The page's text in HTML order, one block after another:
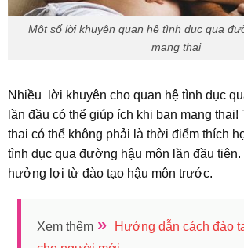
Một số lời khuyên quan hệ tình dục qua
mang thai
Nhiều lời khuyên cho quan hệ tình dục
lần đầu có thể giúp ích khi bạn mang thai!
thai có thể không phải là thời điểm thích
tình dục qua đường hậu môn lần đầu
hưởng lợi từ đào tạo hậu môn trước.
Xem thêm »
Hướng dẫn cách đào